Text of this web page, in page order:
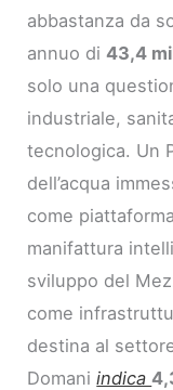
abbastanza da
annuo di43,4
solo una
industriale,
tecnologica. Un
dell’acqua
come
manifattura
sviluppo del
come
destina al
Domaniindica